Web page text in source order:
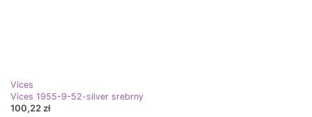
Vices
Vices 1955-9-52-silver srebrny
100,22 zł